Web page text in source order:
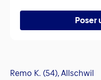
Poser
Remo K. (54), Allschwil